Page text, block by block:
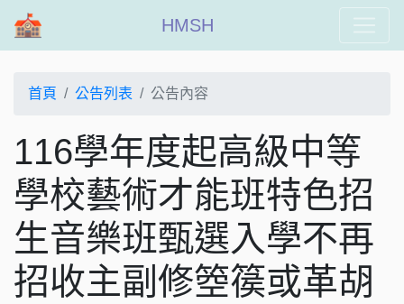
HMSH
首頁 公告列表 公告內容
116學年度起高級中等
學校藝術才能班特色招
生音樂班甄選入學不再
招收主副修箜篌或革胡